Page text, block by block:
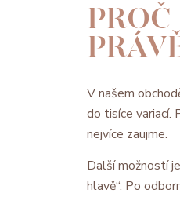
V našem
do tisíce variací.
nejvíce zaujme.
Další možností
hlavě“. Po